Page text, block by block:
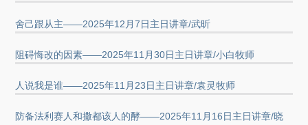
舍己跟从主——2025年12月7日主日讲章/武昕
阻碍悔改的因素——2025年11月30日主日讲章/小白牧师
人说我是谁——2025年11月23日主日讲章/袁灵牧师
防备法利赛人和撒都该人的酵——2025年11月16日主日讲章/晓